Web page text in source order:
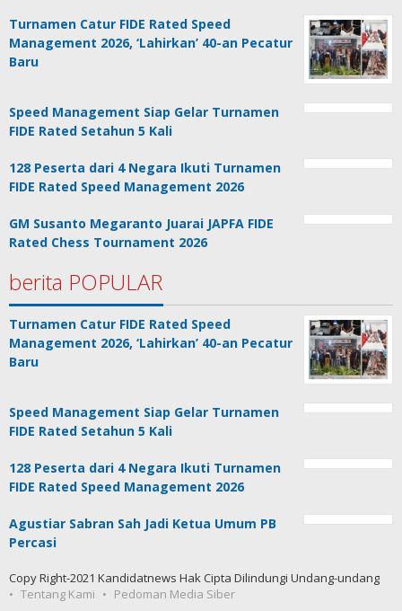
Turnamen Catur FIDE Rated Speed
Management 2026, ‘Lahirkan’ 40-an Pecatur
Baru
Speed Management Siap Gelar Turnamen
FIDE Rated Setahun 5 Kali
128 Peserta dari 4 Negara Ikuti Turnamen
FIDE Rated Speed Management 2026
GM Susanto Megaranto Juarai JAPFA FIDE
Rated Chess Tournament 2026
berita POPULAR
Turnamen Catur FIDE Rated Speed
Management 2026, ‘Lahirkan’ 40-an Pecatur
Baru
Speed Management Siap Gelar Turnamen
FIDE Rated Setahun 5 Kali
128 Peserta dari 4 Negara Ikuti Turnamen
FIDE Rated Speed Management 2026
Agustiar Sabran Sah Jadi Ketua Umum PB
Percasi
Copy Right-2021 Kandidatnews Hak Cipta Dilindungi Undang-undang
Tentang Kami
Pedoman Media Siber